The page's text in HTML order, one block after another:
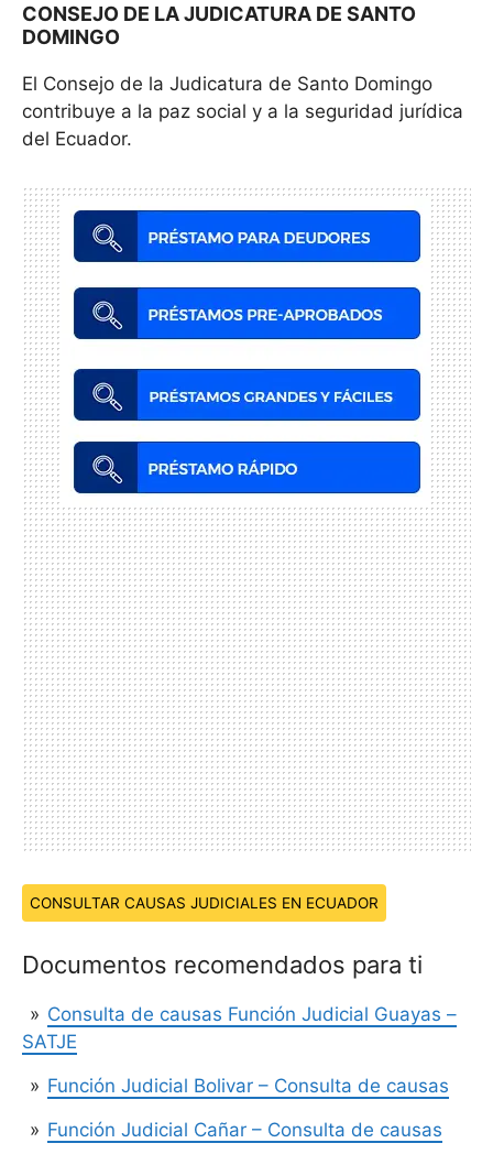
CONSEJO DE LA JUDICATURA DE SANTO
DOMINGO
El Consejo de la Judicatura de Santo Domingo
contribuye a la paz social y a la seguridad jurídica
del Ecuador.
Temas:
CONSULTAR CAUSAS JUDICIALES EN ECUADOR
Documentos recomendados para ti
Consulta de causas Función Judicial Guayas –
SATJE
Función Judicial Bolivar – Consulta de causas
Función Judicial Cañar – Consulta de causas